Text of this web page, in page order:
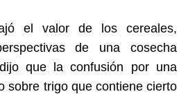
el valor de los cereales,
de una cosecha
que la confusión por una
sobre trigo que contiene cierto